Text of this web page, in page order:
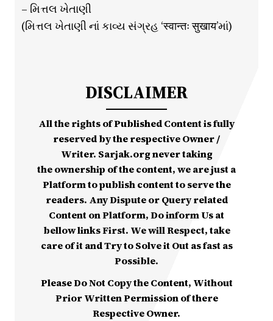
– મિત્તલ ખેતાણી
(મિત્તલ ખેતાણી નાં કાવ્ય સંગ્રહ ‘स्वान्तः सुखाय’માં)
DISCLAIMER
All the rights of Published Content is fully
reserved by the respective Owner /
Writer. Sarjak.org never taking
the ownership of the content, we are just a
Platform to publish content to serve the
readers. Any Dispute or Query related
Content on Platform, Do inform Us at
bellow links First. We will Respect, take
care of it and Try to Solve it Out as fast as
Possible.
Please Do Not Copy the Content, Without
Prior Written Permission of there
Respective Owner.